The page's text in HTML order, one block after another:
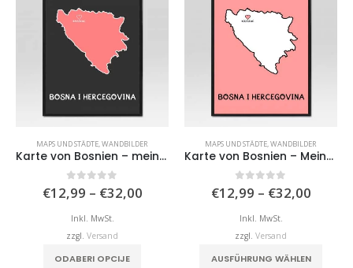
MAPS UND STÄDTE,WANDBILDER
Karte von Bosnien – meine Stadt II
0von 5
€12,99 – €32,00Preisspanne:
Inkl. MwSt.
zzgl. Versand
ODABERI OPCIJE
MAPS UND STÄDTE,WANDBILDER
Karte von Bosnien – Meine Stadt
0von 5
€12,99 – €32,00
Inkl. MwSt.
zzgl. Versand
AUSFÜHRUNG WÄHLEN